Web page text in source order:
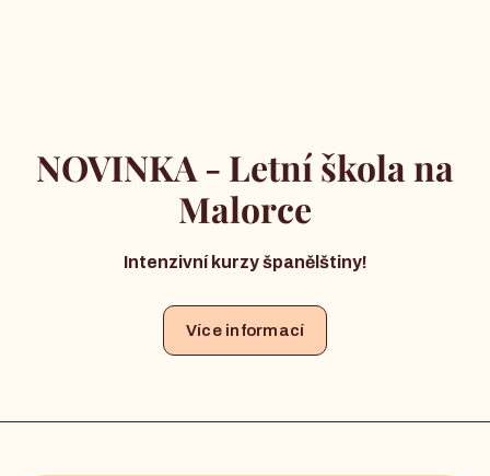
NOVINKA - Letní škola na
Malorce
Intenzivní kurzy španělštiny!
Více informací